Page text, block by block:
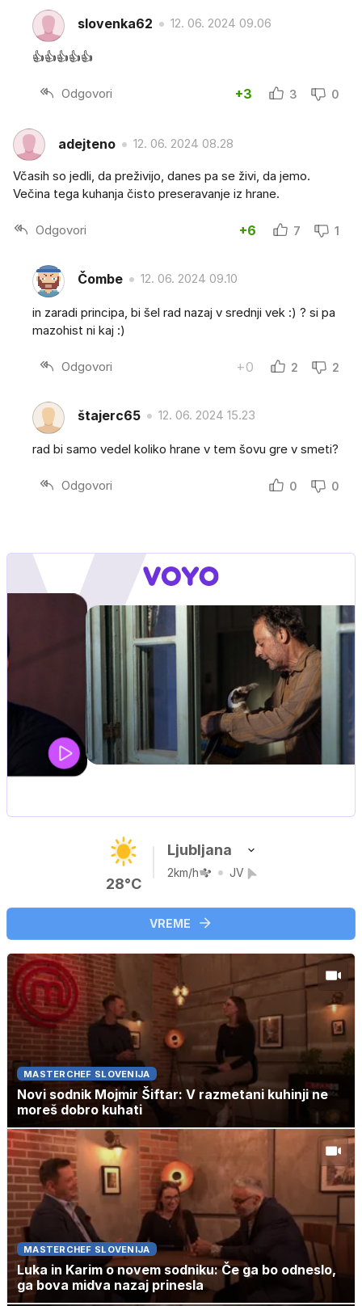
slovenka62 12. 06. 2024 09.06
👍👍👍👍👍
Odgovori +3 3 0
adejteno 12. 06. 2024 08.28
Včasih so jedli, da preživijo, danes pa se živi, da jemo.
Večina tega kuhanja čisto preseravanje iz hrane.
Odgovori +6 7 1
Čombe 12. 06. 2024 09.10
in zaradi principa, bi šel rad nazaj v srednji vek :) ? si pa
mazohist ni kaj :)
Odgovori +0 2 2
štajerc65 12. 06. 2024 15.23
rad bi samo vedel koliko hrane v tem šovu gre v smeti?
Odgovori 0 0
IQ 160
28°C
Ljubljana
2km/h JV
VREME
MASTERCHEF SLOVENIJA
Novi sodnik Mojmir Šiftar: V razmetani kuhinji ne
moreš dobro kuhati
MASTERCHEF SLOVENIJA
Luka in Karim o novem sodniku: Če ga bo odneslo,
ga bova midva nazaj prinesla